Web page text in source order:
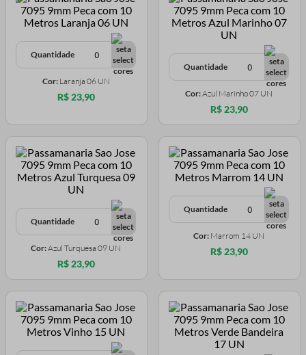
Quantidade
Cor: Laranja 06 UN
R$ 23,90
Quantidade
Cor:Azul Marinho 07 UN
R$ 23,90
Quantidade
Cor:Azul Turquesa 09 UN
R$ 23,90
Quantidade
Cor: Marrom 14 UN
R$ 23,90